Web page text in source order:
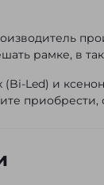
рамке, в
(Bi-Led) и
приобрести,